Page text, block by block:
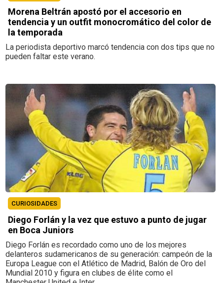
Morena Beltrán apostó por el accesorio en
tendencia y un outfit monocromático del color de
la temporada
La periodista deportivo marcó tendencia con dos tips que no
pueden faltar este verano.
CURIOSIDADES
Diego Forlán y la vez que estuvo a punto de jugar
en Boca Juniors
Diego Forlán es recordado como uno de los mejores
delanteros sudamericanos de su generación: campeón de la
Europa League con el Atlético de Madrid, Balón de Oro del
Mundial 2010 y figura en clubes de élite como el